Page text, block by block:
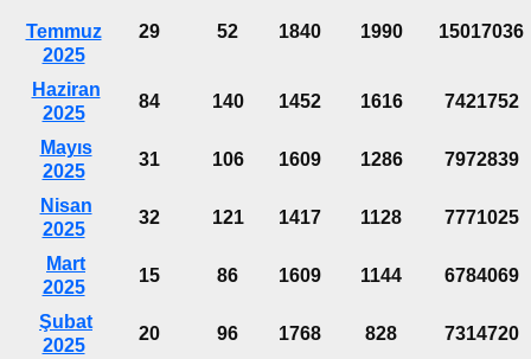
Temmuz
2025
29 52 1840 1990 15017036
Haziran
2025
84 140 1452 1616 7421752
Mayıs
2025
31 106 1609 1286 7972839
Nisan
2025
32 121 1417 1128 7771025
Mart
2025
15 86 1609 1144 6784069
Şubat
2025
20 96 1768 828 7314720